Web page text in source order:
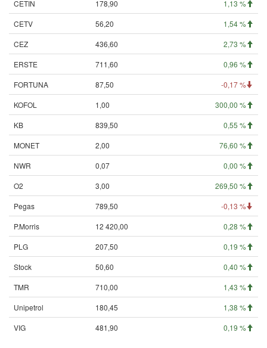
CETIN 178,90
1,13 %
CETV
56,20
1,54 %
CEZ
436,60
2,73 %
ERSTE
711,60
0,96 %
FORTUNA
87,50
-0,17 %
KOFOL
1,00
300,00 %
KB
839,50
0,55 %
MONET
2,00
76,60 %
NWR
0,07
0,00 %
O2
3,00
269,50 %
Pegas
789,50
-0,13 %
P.Morris
12 420,00
0,28 %
PLG
207,50
0,19 %
Stock
50,60
0,40 %
TMR
710,00
1,43 %
Unipetrol
180,45
1,38 %
VIG
481,90 0,19 %